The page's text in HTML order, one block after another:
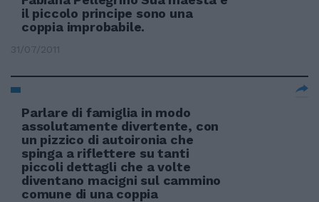
il piccolo principe sono una
coppia improbabile.
31/07/2011
Parlare di famiglia in modo
assolutamente divertente, con
un pizzico di autoironia che
spinga a riflettere su tanti
piccoli dettagli che a volte
diventano macigni sul cammino
comune di una coppia